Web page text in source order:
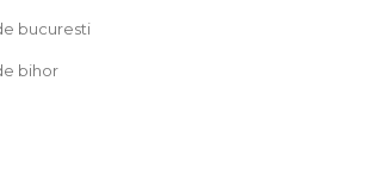
bucuresti
bihor